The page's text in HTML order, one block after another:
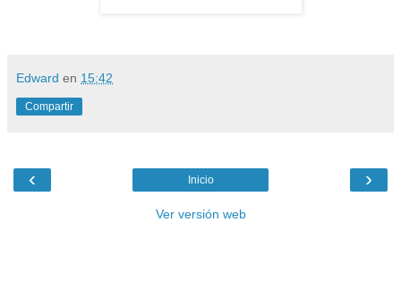
Edward en 15:42
Compartir
‹ ›
Inicio
Ver versión web